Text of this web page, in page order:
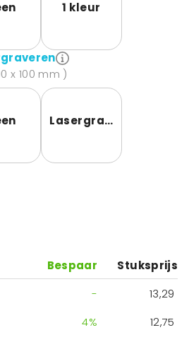
1 kleur
x 100 mm )
Lasergravering
Bespaar
Stuksprijs
-
13,29
4%
12,75